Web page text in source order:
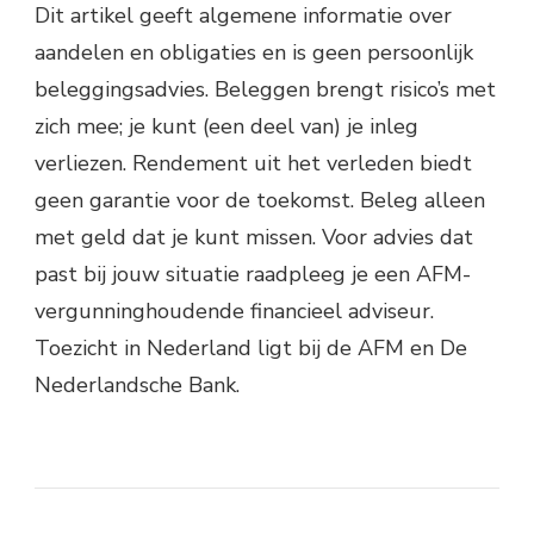
Dit artikel geeft algemene informatie over
aandelen en obligaties en is geen persoonlijk
beleggingsadvies. Beleggen brengt risico’s met
zich mee; je kunt (een deel van) je inleg
verliezen. Rendement uit het verleden biedt
geen garantie voor de toekomst. Beleg alleen
met geld dat je kunt missen. Voor advies dat
past bij jouw situatie raadpleeg je een AFM-
vergunninghoudende financieel adviseur.
Toezicht in Nederland ligt bij de AFM en De
Nederlandsche Bank.